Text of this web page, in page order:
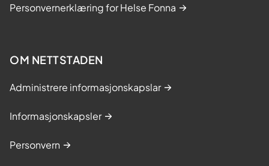
Personvernerklæring for Helse Fonna
OM NETTSTADEN
Administrere informasjonskapslar
Informasjonskapsler
Personvern